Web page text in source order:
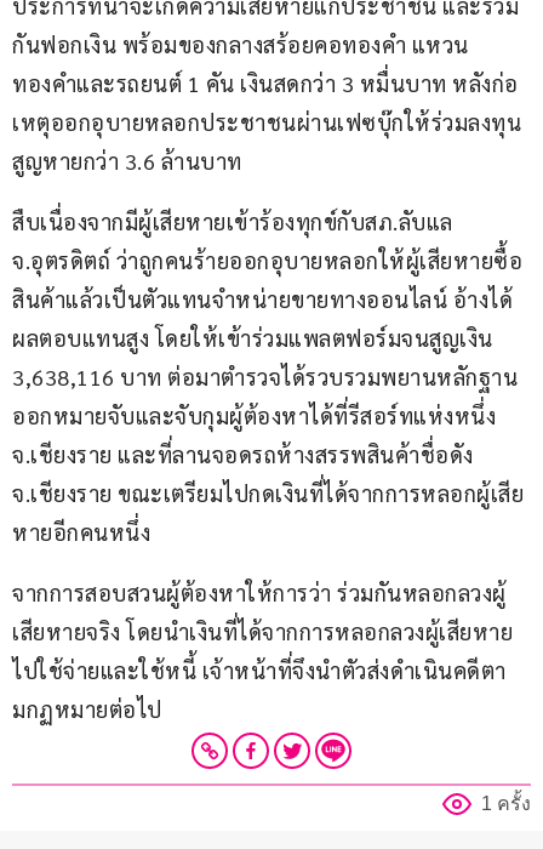
ประการที่น่าจะเกิดความเสียหายแก่ประชาชน และร่วม
กันฟอกเงิน พร้อมของกลางสร้อยคอทองคำ แหวน
ทองคำและรถยนต์ 1 คัน เงินสดกว่า 3 หมื่นบาท หลังก่อ
เหตุออกอุบายหลอกประชาชนผ่านเฟซบุ๊กให้ร่วมลงทุน
สูญหายกว่า 3.6 ล้านบาท
สืบเนื่องจากมีผู้เสียหายเข้าร้องทุกข์กับสภ.ลับแล
จ.อุตรดิตถ์ ว่าถูกคนร้ายออกอุบายหลอกให้ผู้เสียหายซื้อ
สินค้าแล้วเป็นตัวแทนจำหน่ายขายทางออนไลน์ อ้างได้
ผลตอบแทนสูง โดยให้เข้าร่วมแพลตฟอร์มจนสูญเงิน
3,638,116 บาท ต่อมาตำรวจได้รวบรวมพยานหลักฐาน
ออกหมายจับและจับกุมผู้ต้องหาได้ที่รีสอร์ทแห่งหนึ่ง
จ.เชียงราย และที่ลานจอดรถห้างสรรพสินค้าชื่อดัง
จ.เชียงราย ขณะเตรียมไปกดเงินที่ได้จากการหลอกผู้เสีย
หายอีกคนหนึ่ง
จากการสอบสวนผู้ต้องหาให้การว่า ร่วมกันหลอกลวงผู้
เสียหายจริง โดยนำเงินที่ได้จากการหลอกลวงผู้เสียหาย
ไปใช้จ่ายและใช้หนี้ เจ้าหน้าที่จึงนำตัวส่งดำเนินคดีตา
มกฏหมายต่อไป
1 ครั้ง